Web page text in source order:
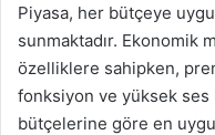
Piyasa, her bütçeye
sunmaktadır. Ekonomik
özelliklere sahipken,
fonksiyon ve yüksek ses
bütçelerine göre en